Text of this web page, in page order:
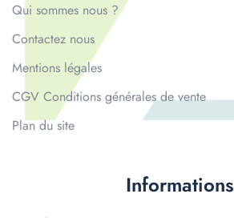
Qui sommes nous ?
Contactez nous
Mentions légales
CGV Conditions générales de vente
Plan du site
Informations